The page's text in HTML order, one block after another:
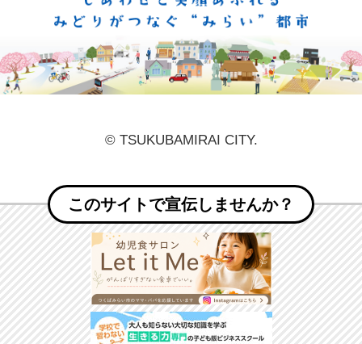
© TSUKUBAMIRAI CITY.
このサイトで宣伝しませんか？